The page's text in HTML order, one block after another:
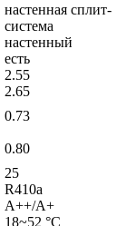
настенная сплит-
система
настенный
есть
2.55
2.65
0.73
0.80
25
R410a
А++/А+
18~52 °C